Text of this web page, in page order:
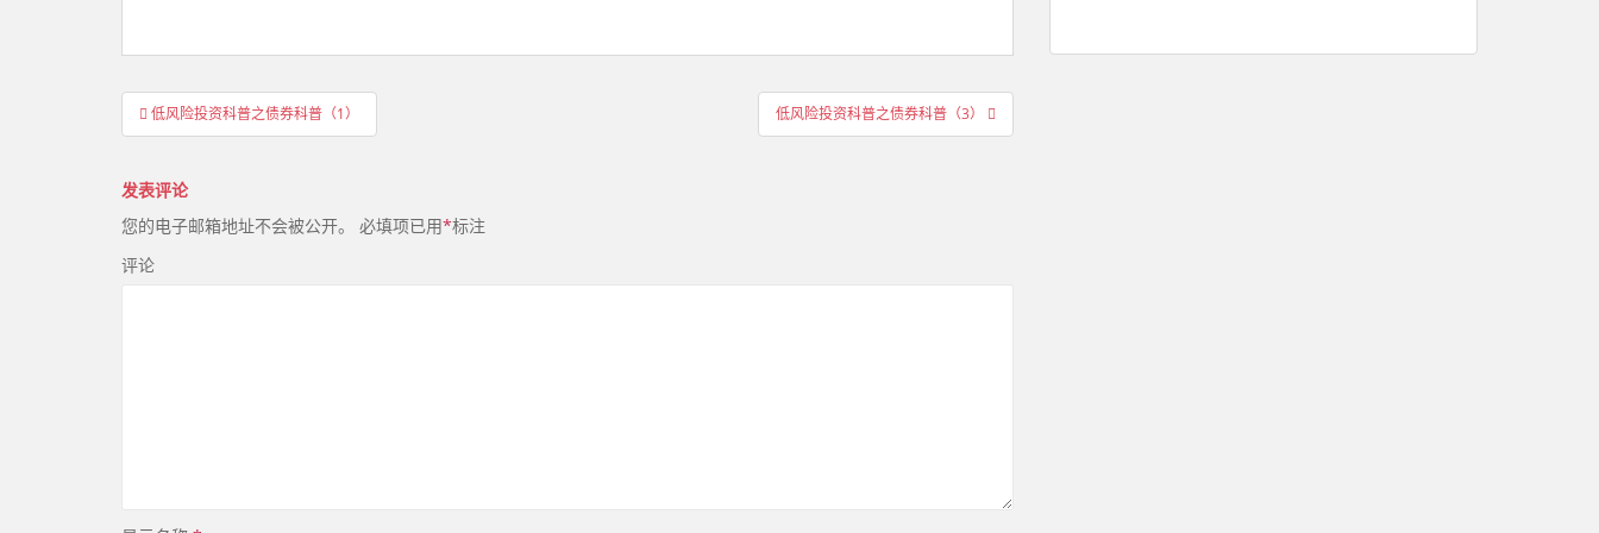
文
章
航
低风险投资科普之债券科普（1） 低风险投资科普之债券科普（3）
发表评论
您的电子邮箱地址不会被公开。 必填项已用*标注
评论